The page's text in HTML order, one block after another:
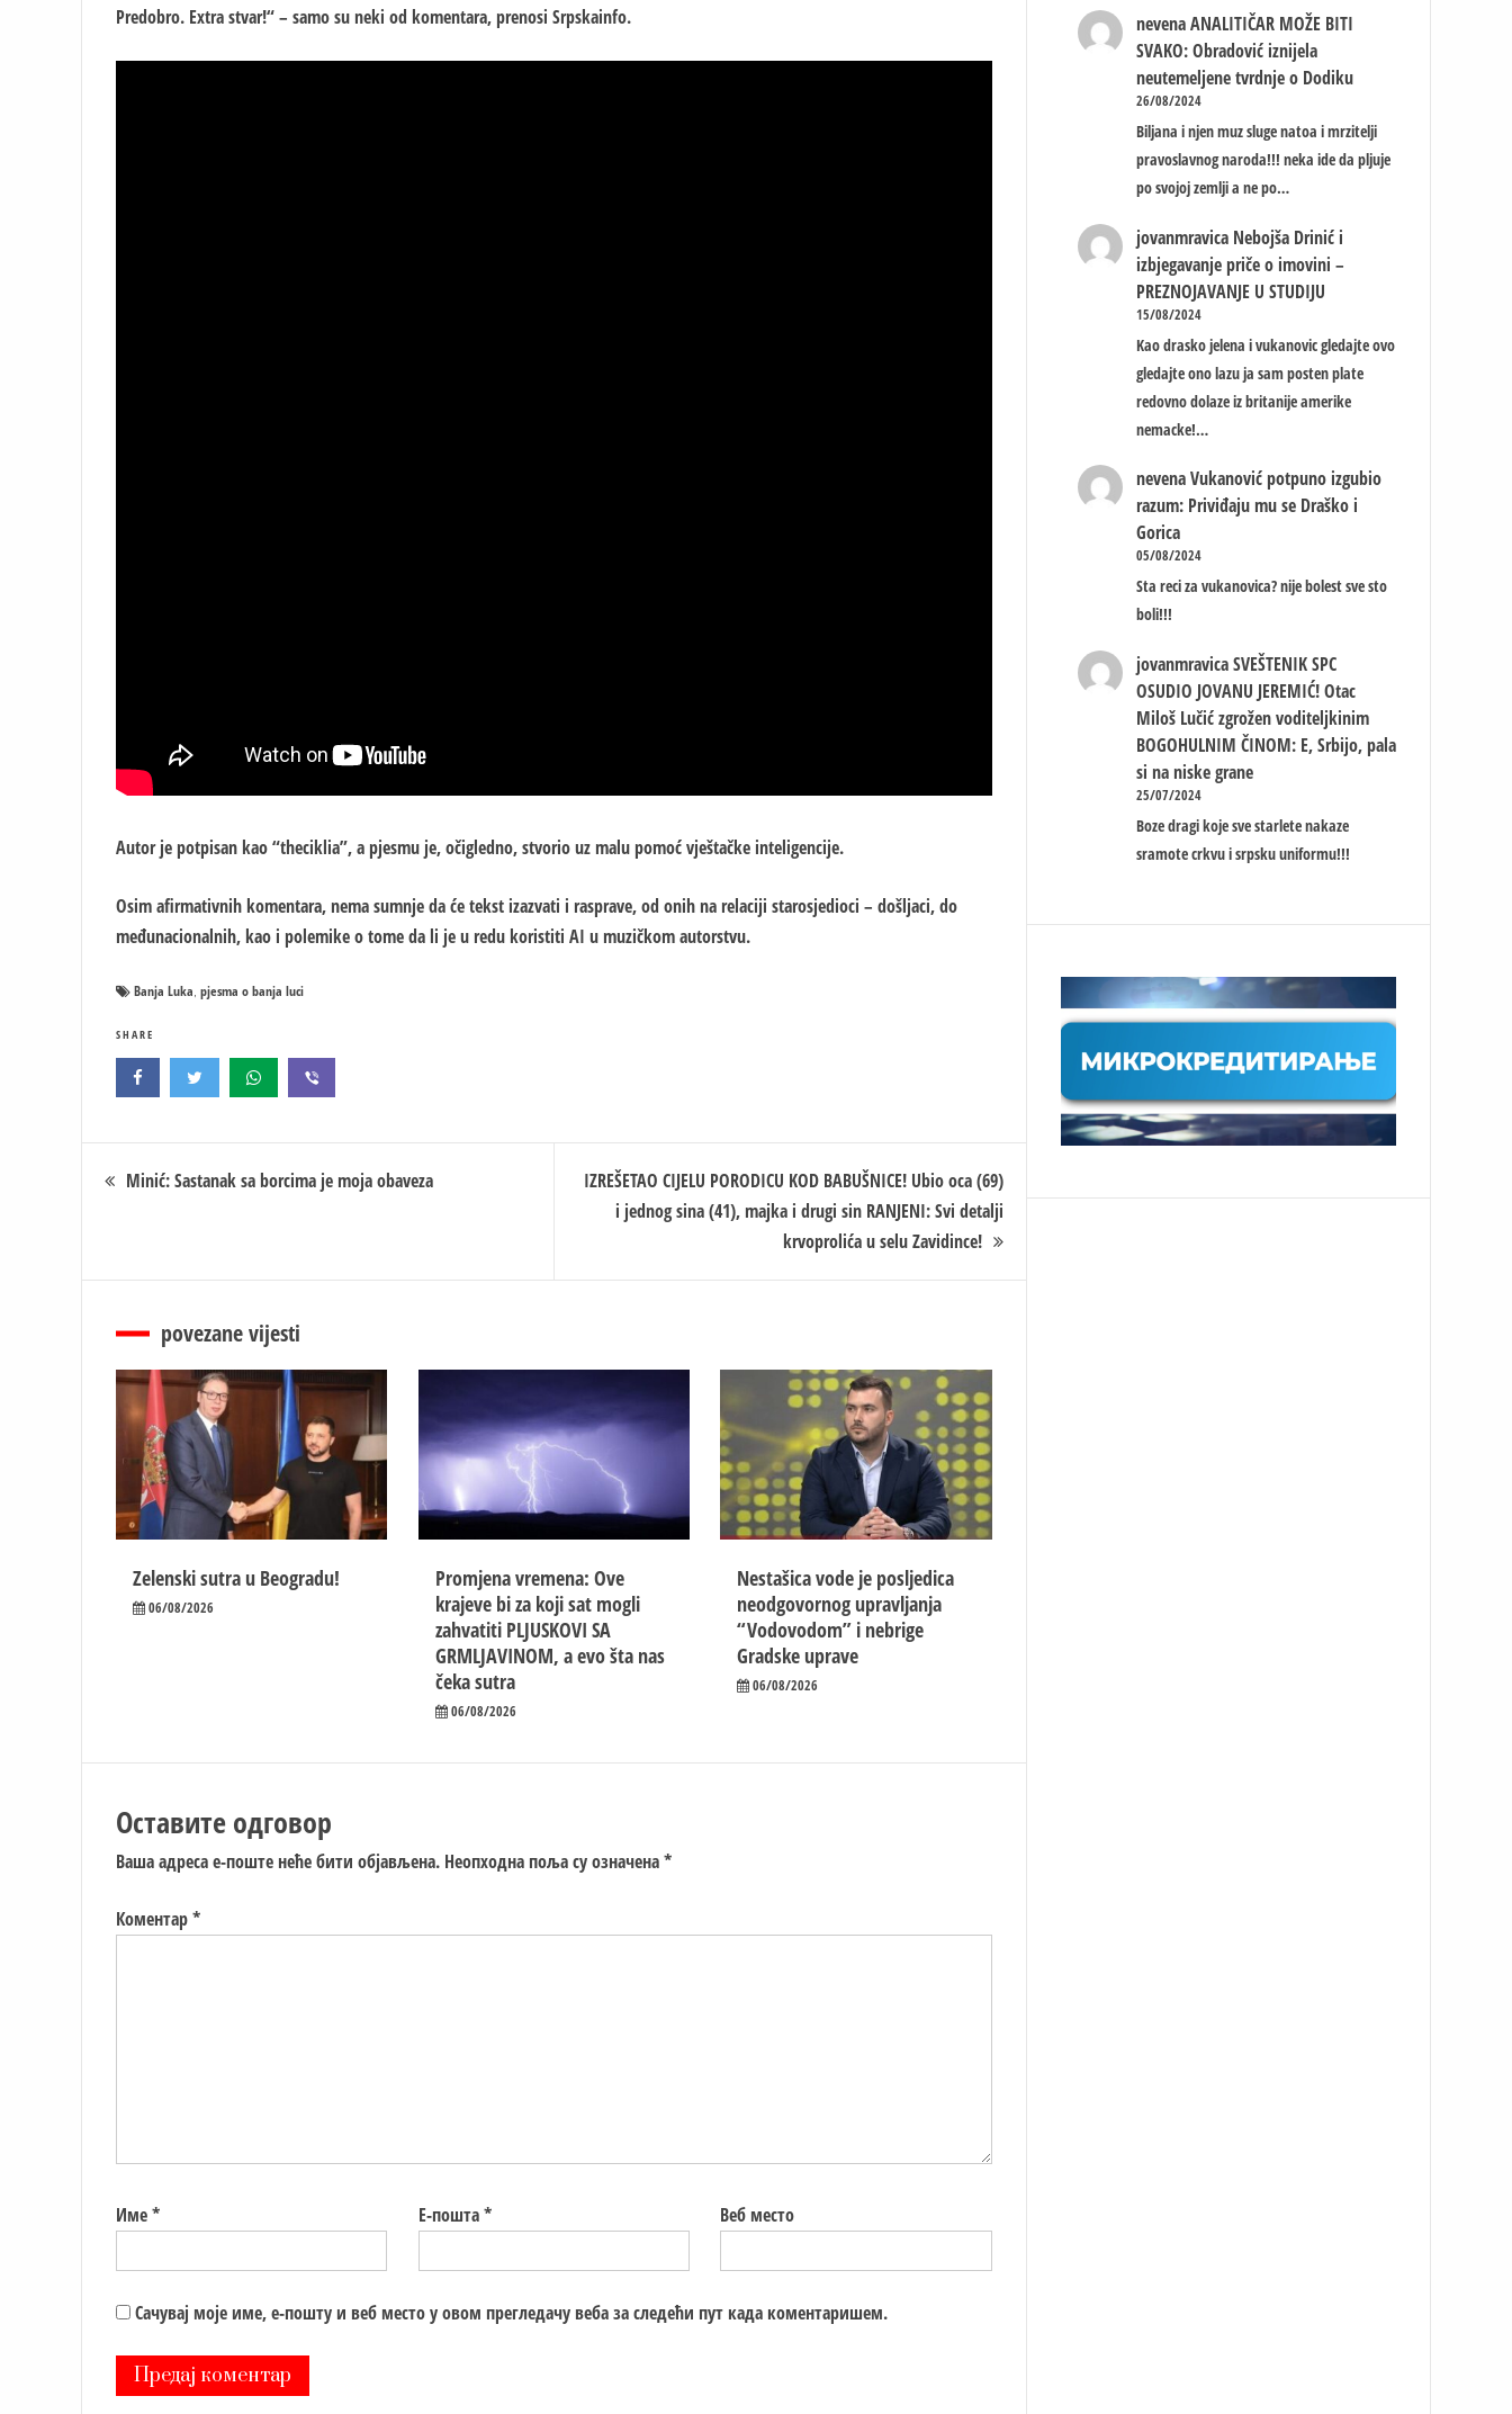
Predobro. Extra stvar!“ – samo su neki od komentara, prenosi Srpskainfo.
Autor je potpisan kao “theciklia”, a pjesmu je, očigledno, stvorio uz malu pomoć vještačke inteligencije.
Osim afirmativnih komentara, nema sumnje da će tekst izazvati i rasprave, od onih na relaciji starosjedioci – došljaci, do
međunacionalnih, kao i polemike o tome da li je u redu koristiti AI u muzičkom autorstvu.
Banja Luka pjesma o banja luci
SHARE
Кретање
Minić: Sastanak sa borcima je moja obaveza
IZREŠETAO CIJELU PORODICU KOD BABUŠNICE! Ubio oca (69)
i jednog sina (41), majka i drugi sin RANJENI: Svi detalji
krvoprolića u selu Zavidince!
povezane vijesti
Zelenski sutra u Beogradu!
06/08/2026
Promjena vremena: Ove
krajeve bi za koji sat mogli
zahvatiti PLJUSKOVI SA
GRMLJAVINOM, a evo šta nas
čeka sutra
06/08/2026
Nestašica vode je posljedica
neodgovornog upravljanja
“Vodovodom” i nebrige
Gradske uprave
06/08/2026
Оставите одговор
Ваша адреса е-поште неће бити објављена. Неопходна поља су означена*
Коментар*
Име* Е-пошта* Веб место
Сачувај моје име, е-пошту и веб место у овом прегледачу веба за следећи пут када коментаришем.
nevena ANALITIČAR MOŽE BITI
SVAKO: Obradović iznijela
neutemeljene tvrdnje o Dodiku
26/08/2024
Biljana i njen muz sluge natoa i mrzitelji
pravoslavnog naroda!!! neka ide da pljuje
po svojoj zemlji a ne po…
jovanmravica Nebojša Drinić i
izbjegavanje priče o imovini –
PREZNOJAVANJE U STUDIJU
15/08/2024
Kao drasko jelena i vukanovic gledajte ovo
gledajte ono lazu ja sam posten plate
redovno dolaze iz britanije amerike
nemacke!…
nevena Vukanović potpuno izgubio
razum: Priviđaju mu se Draško i
Gorica
05/08/2024
Sta reci za vukanovica? nije bolest sve sto
boli!!!
jovanmravica SVEŠTENIK SPC
OSUDIO JOVANU JEREMIĆ! Otac
Miloš Lučić zgrožen voditeljkinim
BOGOHULNIM ČINOM: E, Srbijo, pala
si na niske grane
25/07/2024
Boze dragi koje sve starlete nakaze
sramote crkvu i srpsku uniformu!!!